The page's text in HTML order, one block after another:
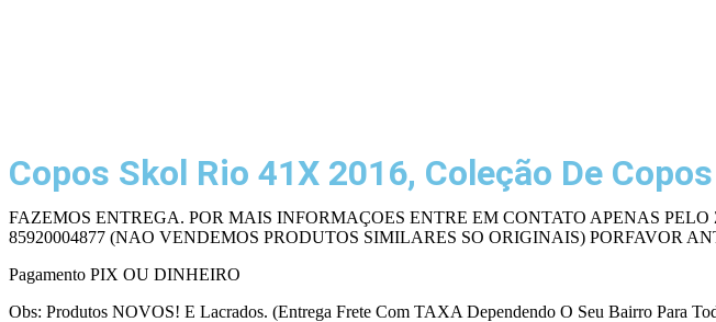
Copos Skol Rio 41X 2016, Coleção De
FAZEMOS ENTREGA. POR MAIS INFORMAÇOES ENTRE EM CONTATO APENAS PELO
85920004877 (NAO VENDEMOS PRODUTOS SIMILARES SO ORIGINAIS) PORFAVOR
Pagamento PIX OU DINHEIRO
Obs: Produtos NOVOS! E Lacrados. (Entrega Frete Com TAXA Dependendo O Seu Bairro Para